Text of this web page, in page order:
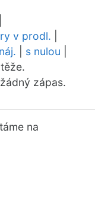
v prodl.
s nulou
zápas.
na